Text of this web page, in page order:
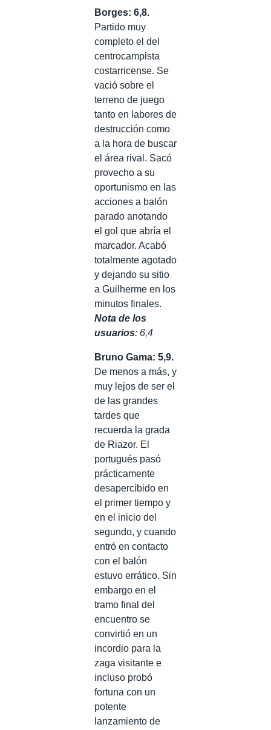
Borges: 6,8.
Partido muy
completo el del
centrocampista
costarricense. Se
vació sobre el
terreno de juego
tanto en labores de
destrucción como
a la hora de buscar
el área rival. Sacó
provecho a su
oportunismo en las
acciones a balón
parado anotando
el gol que abría el
marcador. Acabó
totalmente agotado
y dejando su sitio
a Guilherme en los
minutos finales.
Nota de los
usuarios: 6,4
Bruno Gama: 5,9.
De menos a más, y
muy lejos de ser el
de las grandes
tardes que
recuerda la grada
de Riazor. El
portugués pasó
prácticamente
desapercibido en
el primer tiempo y
en el inicio del
segundo, y cuando
entró en contacto
con el balón
estuvo errático. Sin
embargo en el
tramo final del
encuentro se
convirtió en un
incordio para la
zaga visitante e
incluso probó
fortuna con un
potente
lanzamiento de